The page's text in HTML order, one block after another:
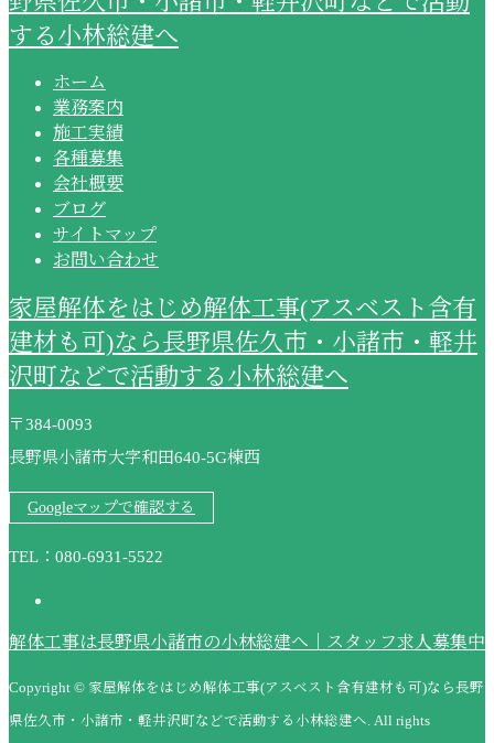
する小林総建へ
ホーム
業務案内
施工実績
各種募集
会社概要
ブログ
サイトマップ
お問い合わせ
家屋解体をはじめ解体工事(アスベスト含有
建材も可)なら長野県佐久市・小諸市・軽井
沢町などで活動する小林総建へ
〒384-0093
長野県小諸市大字和田640-5G棟西
Googleマップで確認する
TEL：080-6931-5522
解体工事は長野県小諸市の小林総建へ｜スタッフ求人募集中
Copyright © 家屋解体をはじめ解体工事(アスベスト含有建材も可)なら長野
県佐久市・小諸市・軽井沢町などで活動する小林総建へ. All rights